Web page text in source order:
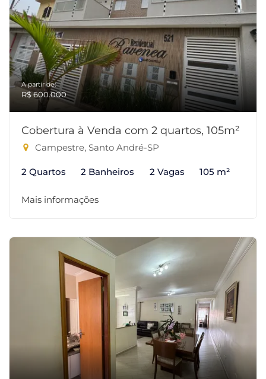
A partir de:
R$ 600.000
Cobertura à Venda com 2 quartos, 105m²
Campestre, Santo André-SP
2 Quartos 2 Banheiros 2 Vagas 105 m²
Mais informações